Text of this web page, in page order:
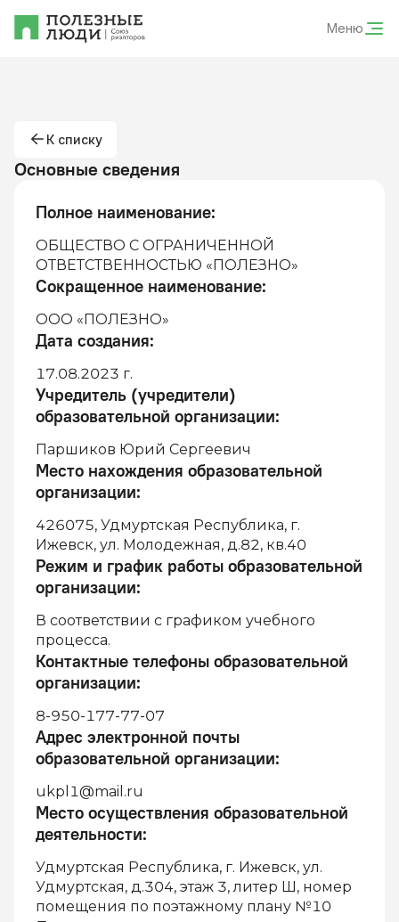
Меню
К списку
Основные сведения
Полное наименование:
ОБЩЕСТВО С ОГРАНИЧЕННОЙ
ОТВЕТСТВЕННОСТЬЮ «ПОЛЕЗНО»
Сокращенное наименование:
ООО «ПОЛЕЗНО»
Дата создания:
17.08.2023 г.
Учредитель (учредители)
образовательной организации:
Паршиков Юрий Сергеевич
Место нахождения образовательной
организации:
426075, Удмуртская Республика, г.
Ижевск, ул. Молодежная, д.82, кв.40
Режим и график работы образовательной
организации:
В соответствии с графиком учебного
процесса.
Контактные телефоны образовательной
организации:
8-950-177-77-07
Адрес электронной почты
образовательной организации:
ukpl1@mail.ru
Место осуществления образовательной
деятельности:
Удмуртская Республика, г. Ижевск, ул.
Удмуртская, д.304, этаж 3, литер Ш, номер
помещения по поэтажному плану №10